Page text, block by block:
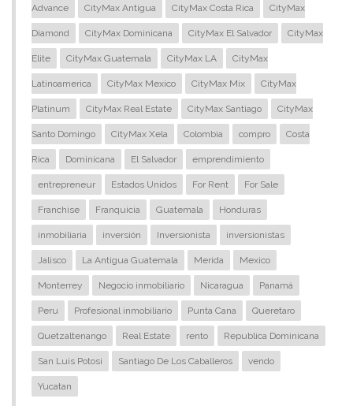
Advance CityMax Antigua CityMax Costa Rica CityMax
Diamond CityMax Dominicana CityMax El Salvador CityMax
Elite CityMax Guatemala CityMax LA CityMax
Latinoamerica CityMax Mexico CityMax Mix CityMax
Platinum CityMax Real Estate CityMax Santiago CityMax
Santo Domingo CityMax Xela Colombia compro Costa
Rica Dominicana El Salvador emprendimiento
entrepreneur Estados Unidos For Rent For Sale
Franchise Franquicia Guatemala Honduras
inmobiliaria inversión Inversionista inversionistas
Jalisco La Antigua Guatemala Merida Mexico
Monterrey Negocio inmobiliario Nicaragua Panamá
Peru Profesional inmobiliario Punta Cana Queretaro
Quetzaltenango Real Estate rento Republica Dominicana
San Luis Potosi Santiago De Los Caballeros vendo
Yucatan